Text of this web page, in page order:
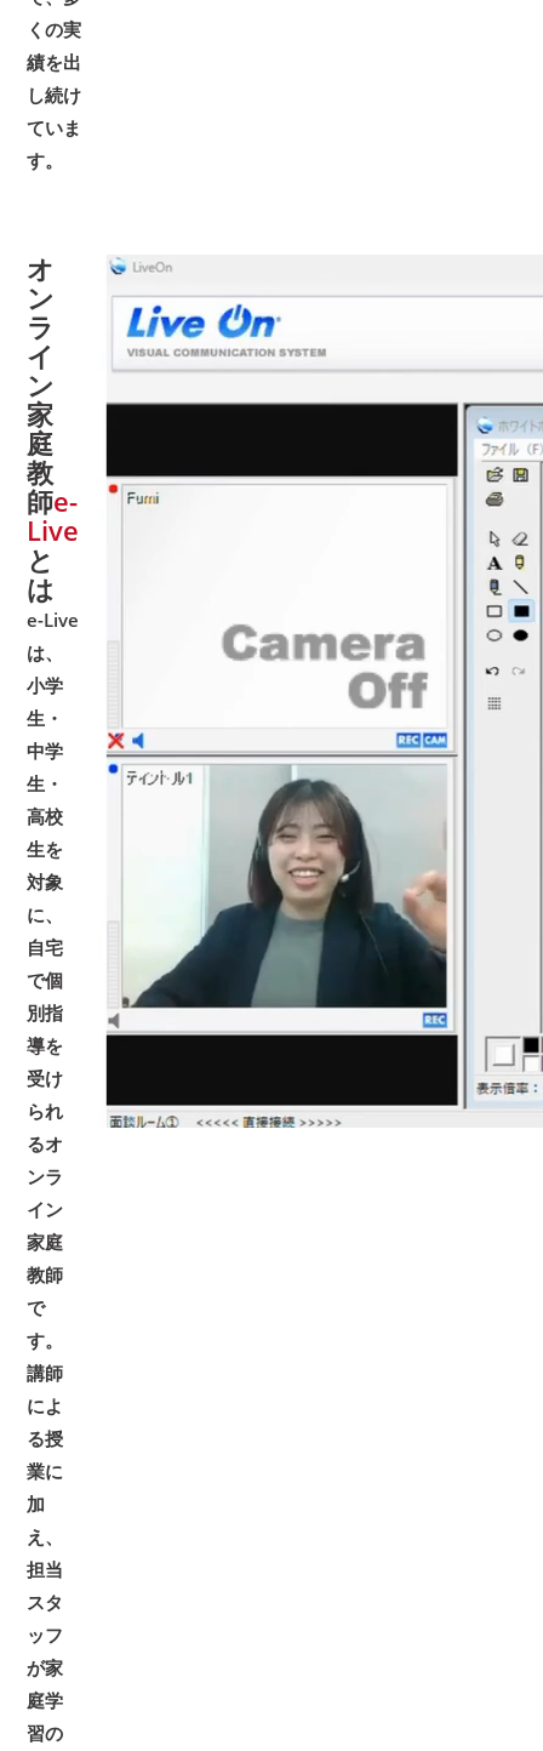
くの実
績を出
し続け
ていま
す。
オ
ン
ラ
イ
ン
家
庭
教
師e-
Live
と
は
e-Live
は、
小学
生・
中学
生・
高校
生を
対象
に、
自宅
で個
別指
導を
受け
られ
るオ
ンラ
イン
家庭
教師
で
す。
講師
によ
る授
業に
加
え、
担当
スタ
ッフ
が家
庭学
習の